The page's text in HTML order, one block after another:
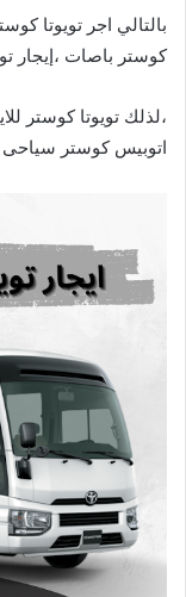
بالتالي اجر تويوتا
كوستر باصات ،إيجار تويوتا
،لذلك تويوتا كوستر
اتوبيس كوستر سياحى